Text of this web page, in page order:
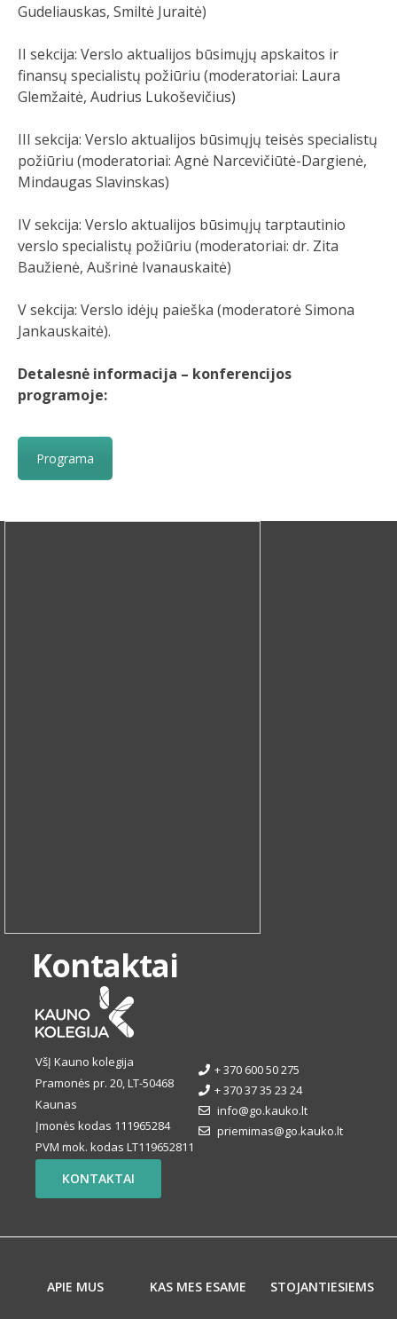
Gudeliauskas, Smiltė Juraitė)
II sekcija: Verslo aktualijos būsimųjų apskaitos ir
finansų specialistų požiūriu (moderatoriai: Laura
Glemžaitė, Audrius Lukoševičius)
III sekcija: Verslo aktualijos būsimųjų teisės specialistų
požiūriu (moderatoriai: Agnė Narcevičiūtė-Dargienė,
Mindaugas Slavinskas)
IV sekcija: Verslo aktualijos būsimųjų tarptautinio
verslo specialistų požiūriu (moderatoriai: dr. Zita
Baužienė, Aušrinė Ivanauskaitė)
V sekcija: Verslo idėjų paieška (moderatorė Simona
Jankauskaitė).
Detalesnė informacija – konferencijos
programoje:
Programa
Kontaktai
VšĮ Kauno kolegija
Pramonės pr. 20, LT-50468
Kaunas
Įmonės kodas 111965284
PVM mok. kodas LT119652811
+ 370 600 50 275
+ 370 37 35 23 24
info@go.kauko.lt
priemimas@go.kauko.lt
KONTAKTAI
APIE MUS KAS MES ESAME STOJANTIESIEMS